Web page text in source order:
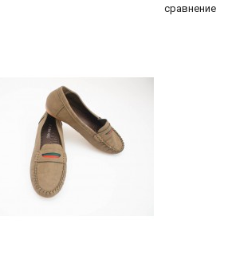
сравнение